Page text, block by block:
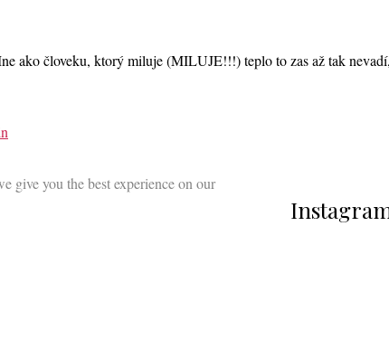
ako človeku, ktorý miluje (MILUJE!!!) teplo to zas až tak
give you the best experience on our